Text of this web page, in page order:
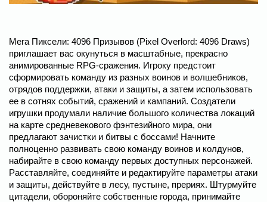
Мега Пиксели: 4096 Призывов (Pixel Overlord: 4096 Draws)
приглашает вас окунуться в масштабные, прекрасно
анимированные RPG-сражения. Игроку предстоит
сформировать команду из разных воинов и волшебников,
отрядов поддержки, атаки и защиты, а затем использовать
ее в сотнях событий, сражений и кампаний. Создатели
игрушки продумали наличие большого количества локаций
на карте средневекового фэнтезийного мира, они
предлагают зачистки и битвы с боссами! Начните
полноценно развивать свою команду воинов и колдунов,
набирайте в свою команду первых доступных персонажей.
Расставляйте, соединяйте и редактируйте параметры атаки
и защиты, действуйте в лесу, пустыне, прериях. Штурмуйте
цитадели, обороняйте собственные города, принимайте